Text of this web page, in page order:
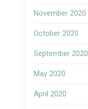
November 2020
October 2020
September 2020
May 2020
April 2020